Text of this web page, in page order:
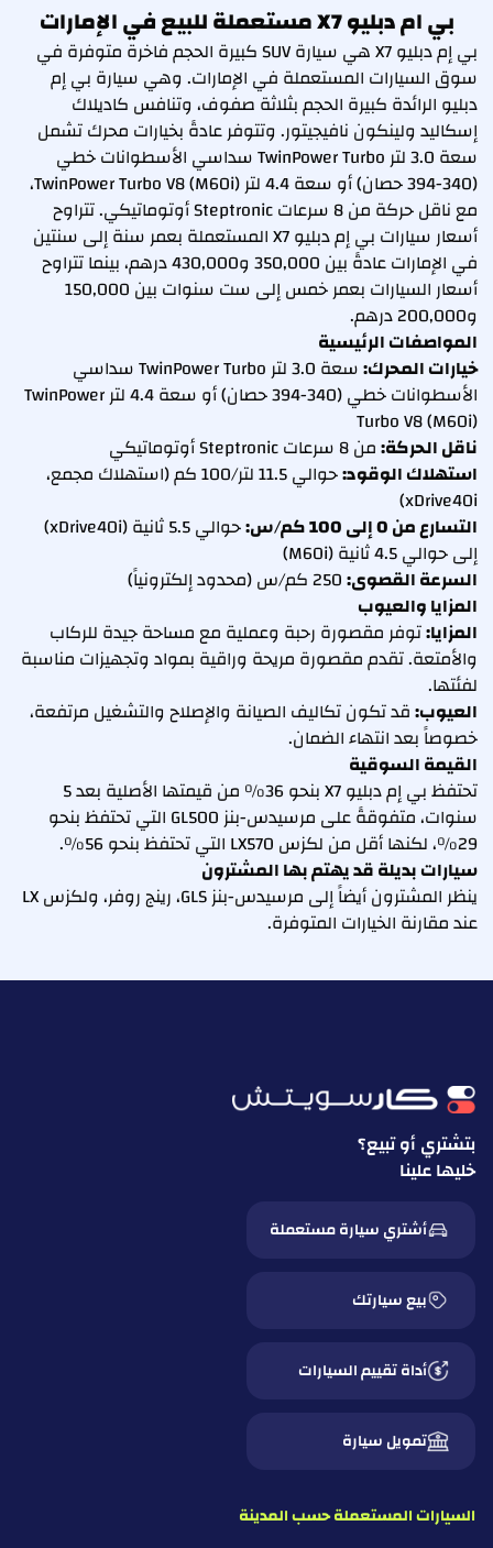
بي ام دبليو X7 مستعملة للبيع في الإمارات
بي إم دبليو X7 هي سيارة SUV كبيرة الحجم فاخرة متوفرة في
سوق السيارات المستعملة في الإمارات. وهي سيارة بي إم
دبليو الرائدة كبيرة الحجم بثلاثة صفوف، وتنافس كاديلاك
إسكاليد ولينكون نافيجيتور. وتتوفر عادةً بخيارات محرك تشمل
سعة 3.0 لتر TwinPower Turbo سداسي الأسطوانات خطي
(340-394 حصان) أو سعة 4.4 لتر TwinPower Turbo V8 (M60i)،
مع ناقل حركة من 8 سرعات Steptronic أوتوماتيكي. تتراوح
أسعار سيارات بي إم دبليو X7 المستعملة بعمر سنة إلى سنتين
في الإمارات عادةً بين 350,000 و430,000 درهم، بينما تتراوح
أسعار السيارات بعمر خمس إلى ست سنوات بين 150,000
و200,000 درهم.
المواصفات الرئيسية
خيارات المحرك:
سعة 3.0 لتر TwinPower Turbo سداسي
الأسطوانات خطي (340-394 حصان) أو سعة 4.4 لتر TwinPower
Turbo V8 (M60i)
ناقل الحركة:من 8 سرعات Steptronic أوتوماتيكي
استهلاك الوقود:
حوالي 11.5 لتر/100 كم (استهلاك مجمع،
xDrive40i)
التسارع من 0 إلى 100 كم/س:
حوالي 5.5 ثانية (xDrive40i)
إلى حوالي 4.5 ثانية (M60i)
السرعة القصوى:250 كم/س (محدود إلكترونياً)
المزايا والعيوب
المزايا:توفر مقصورة رحبة وعملية مع مساحة جيدة للركاب
والأمتعة. تقدم مقصورة مريحة وراقية بمواد وتجهيزات مناسبة
لفئتها.
العيوب:قد تكون تكاليف الصيانة والإصلاح والتشغيل مرتفعة،
خصوصاً بعد انتهاء الضمان.
القيمة السوقية
تحتفظ بي إم دبليو X7 بنحو 36% من قيمتها الأصلية بعد 5
سنوات، متفوقةً على مرسيدس-بنز GL500 التي تحتفظ بنحو
29%، لكنها أقل من لكزس LX570 التي تحتفظ بنحو 56%.
سيارات بديلة قد يهتم بها المشترون
ينظر المشترون أيضاً إلى مرسيدس-بنز GLS، رينج روفر، ولكزس LX
عند مقارنة الخيارات المتوفرة.
بتشتري أو تبيع؟
خليها علينا
أشتري سيارة مستعملة
بيع سيارتك
أداة تقييم السيارات
تمويل سيارة
السيارات المستعملة حسب المدينة